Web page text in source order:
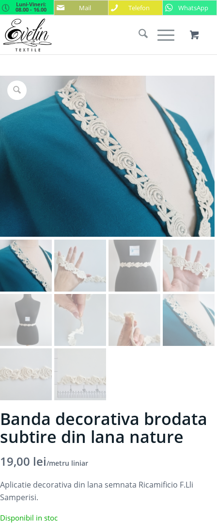
Mail Telefon WhatsApp
Luni-Vineri:
08.00 - 16.00
Banda decorativa brodata
subtire din lana nature
19,00 lei/metru liniar
Aplicatie decorativa din lana semnata Ricamificio F.Lli
Samperisi.
Disponibil in stoc